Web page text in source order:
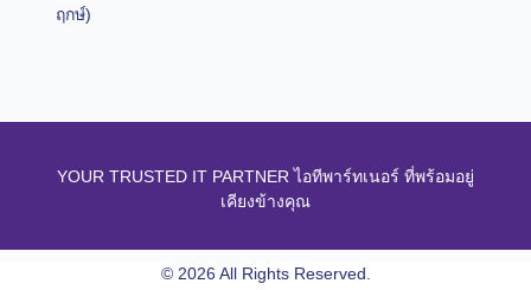
ฤกษ์)
YOUR TRUSTED IT PARTNER ไอทีพาร์ทเนอร์ ที่พร้อมอยู่
เคียงข้างคุณ
© 2026 All Rights Reserved.